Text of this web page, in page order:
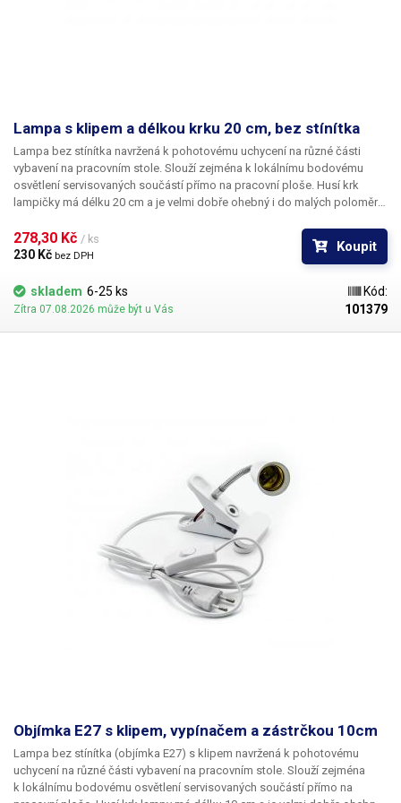
Lampa s klipem a délkou krku 20 cm, bez stínítka
Lampa bez stínítka navržená k pohotovému uchycení na různé části
vybavení na pracovním stole. Slouží zejména k lokálnímu bodovému
osvětlení servisovaných součástí přímo na pracovní ploše. Husí krk
lampičky má délku 20 cm a je velmi dobře ohebný i do malých poloměrů
světla LED nebo žárovky s napařenou reflexní vrstvou. Lampa je
dodávána bez žárovky. K této lampě doporučujeme nákup úsporné a
a rozptylem světla 180°, který zajistí nasvícení celé pracovní plochy.
278,30 Kč / ks
230 Kč bez DPH
Koupit
skladem 6-25 ks
Zítra 07.08.2026 může být u Vás
Kód:
101379
Objímka E27 s klipem, vypínačem a zástrčkou 10cm
Lampa bez stínítka (objímka E27) s klipem navržená k pohotovému
uchycení na různé části vybavení na pracovním stole. Slouží zejména
k lokálnímu bodovému osvětlení servisovaných součástí přímo na